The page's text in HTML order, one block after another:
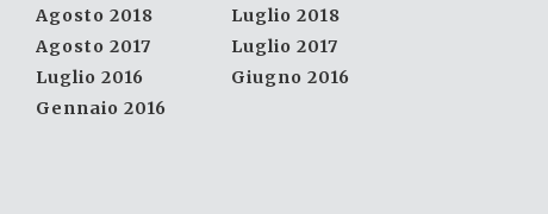
Agosto 2018
Luglio 2018
Agosto 2017
Luglio 2017
Luglio 2016
Giugno 2016
Gennaio 2016